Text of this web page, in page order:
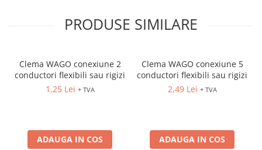
Componente pentru tablouri
Ultraterminale (prize,
intrerupatoare)
Doze aparat
PRODUSE SIMILARE
Clema WAGO conexiune 2
conductori flexibili sau rigizi
1,25 Lei + TVA
ADAUGA IN COS
Clema WAGO conexiune 5
conductori flexibili sau rigizi
2,49 Lei + TVA
ADAUGA IN COS